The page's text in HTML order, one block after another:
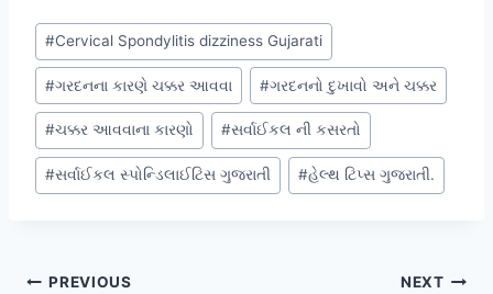
Post
Tags:
#Cervical Spondylitis dizziness Gujarati
#ગરદનના કારણે ચક્કર આવવા #ગરદનનો દુખાવો અને ચક્કર
#ચક્કર આવવાના કારણો #સર્વાઈકલ ની કસરતો
#સર્વાઈકલ સ્પોન્ડિલાઈટિસ ગુજરાતી #હેલ્થ ટિપ્સ ગુજરાતી.
PREVIOUS NEXT